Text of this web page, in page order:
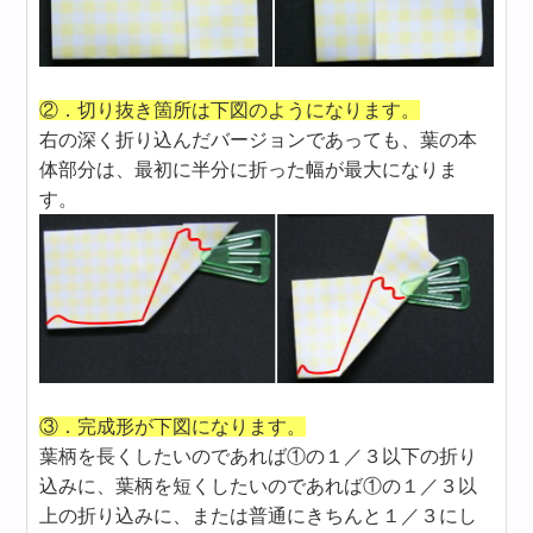
②．切り抜き箇所は下図のようになります。
右の深く折り込んだバージョンであっても、葉の本
体部分は、最初に半分に折った幅が最大になりま
す。
③．完成形が下図になります。
葉柄を長くしたいのであれば①の１／３以下の折り
込みに、葉柄を短くしたいのであれば①の１／３以
上の折り込みに、または普通にきちんと１／３にし